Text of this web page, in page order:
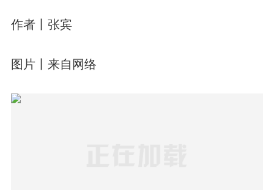
作者丨张宾
图片丨来自网络